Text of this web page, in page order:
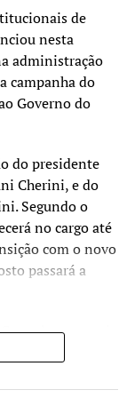
de
nesta
administração
campanha do
Governo do
do presidente
Cherini, e do
Segundo o
no cargo até
com o novo
passará a
possui
foi prefeito do